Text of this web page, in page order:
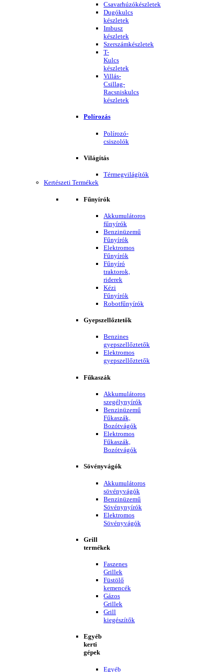
Csavarhúzókészletek
Dugókulcs
készletek
Imbusz
készletek
Szerszámkészletek
T-
Kulcs
készletek
Villás-
Csillag-
Racsniskulcs
készletek
Polírozás
Polírozó-
csiszolók
Világítás
Térmegvilágítók
Kertészeti Termékek
Fűnyírók
Akkumulátoros
fűnyírók
Benzinüzemű
Fűnyírók
Elektromos
Fűnyírók
Fűnyíró
traktorok,
riderek
Kézi
Fűnyírók
Robotfűnyírók
Gyepszellőztetők
Benzines
gyepszellőztetők
Elektromos
gyepszellőztetők
Fűkaszák
Akkumulátoros
szegélynyírók
Benzinüzemű
Fűkaszák,
Bozótvágók
Elektromos
Fűkaszák,
Bozótvágók
Sövényvágók
Akkumulátoros
sövényvágók
Benzinüzemű
Sövénynyírók
Elektromos
Sövényvágók
Grill
termékek
Faszenes
Grillek
Füstölő
kemencék
Gázos
Grillek
Grill
kiegészítők
Egyéb
kerti
gépek
Egyéb